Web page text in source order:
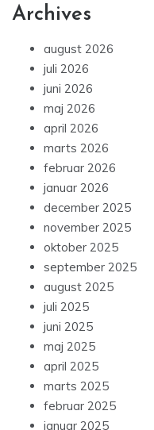
Archives
august 2026
juli 2026
juni 2026
maj 2026
april 2026
marts 2026
februar 2026
januar 2026
december 2025
november 2025
oktober 2025
september 2025
august 2025
juli 2025
juni 2025
maj 2025
april 2025
marts 2025
februar 2025
januar 2025